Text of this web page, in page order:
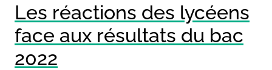
Les réactions des lycéens
face aux résultats du bac
2022